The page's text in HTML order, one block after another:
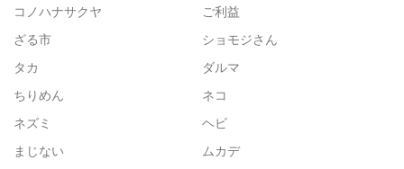
コノハナサクヤ
ご利益
ざる市
ショモジさん
タカ
ダルマ
ちりめん
ネコ
ネズミ
ヘビ
まじない
ムカデ